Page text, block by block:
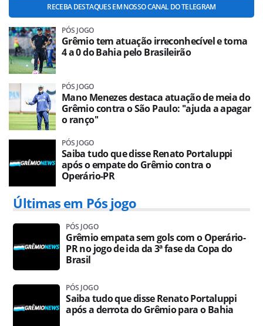
RECEBA DESTAQUES EM NOSSO CANAL DO TELEGRAM
PÓS JOGO
Grêmio tem atuação irreconhecível e toma
4 a 0 do Bahia pelo Brasileirão
PÓS JOGO
Mano Menezes destaca atuação de meia do
Grêmio contra o São Paulo: ''ajuda a apagar
o ranço''
PÓS JOGO
Saiba tudo que disse Renato Portaluppi
após o empate do Grêmio contra o
Operário-PR
Últimas em Pós jogo
PÓS JOGO
Grêmio empata sem gols com o Operário-
PR no jogo de ida da 3ª fase da Copa do
Brasil
PÓS JOGO
Saiba tudo que disse Renato Portaluppi
após a derrota do Grêmio para o Bahia